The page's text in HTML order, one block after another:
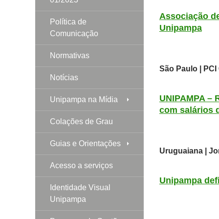
Associação
Unipampa
São Paulo | PCI
UNIPAMPA
com salários
Uruguaiana |
Unipampa
Política de
Comunicação
Normativas
Notícias
Unipampa na Mídia
Colações de Grau
Guias e Orientações
Acesso a serviços
Identidade Visual
Unipampa